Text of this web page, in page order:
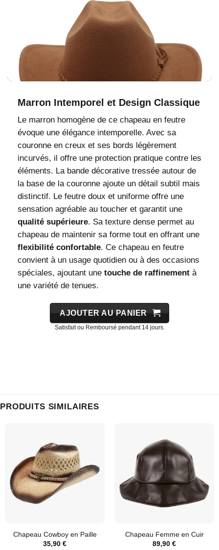
Marron Intemporel et Design Classique
Le marron homogène de ce chapeau en feutre
évoque une élégance intemporelle. Avec sa
couronne en creux et ses bords légèrement
incurvés, il offre une protection pratique contre les
éléments. La bande décorative tressée autour de
la base de la couronne ajoute un détail subtil mais
distinctif. Le feutre doux et uniforme offre une
sensation agréable au toucher et garantit une
qualité supérieure. Sa texture dense permet au
chapeau de maintenir sa forme tout en offrant une
flexibilité confortable. Ce chapeau en feutre
convient à un usage quotidien ou à des occasions
spéciales, ajoutant une touche de raffinementà
une variété de tenues.
AJOUTER AU PANIER
Satisfait ou Remboursé pendant 14 jours.
PRODUITS SIMILAIRES
Chapeau Cowboy en Paille
35,90 €
Chapeau Femme en Cuir
89,90 €